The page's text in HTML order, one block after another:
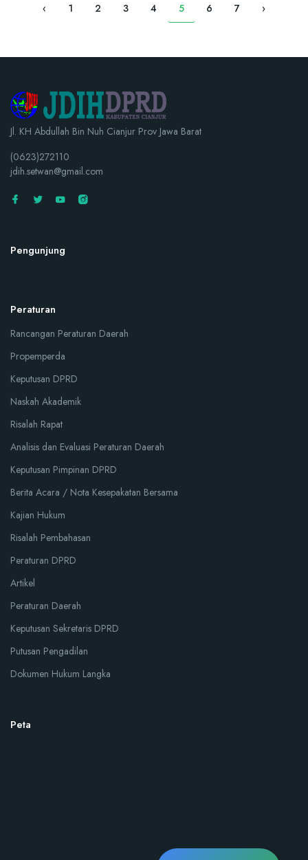
‹ 1 2 3 4 5 6 7 ›
Jl. KH Abdullah Bin Nuh Cianjur Prov Jawa Barat
(0623)272110
jdih.setwan@gmail.com
Pengunjung
Peraturan
Rancangan Peraturan Daerah
Propemperda
Keputusan DPRD
Naskah Akademik
Risalah Rapat
Analisis dan Evaluasi Peraturan Daerah
Keputusan Pimpinan DPRD
Berita Acara / Nota Kesepakatan Bersama
Kajian Hukum
Risalah Pembahasan
Peraturan DPRD
Artikel
Peraturan Daerah
Keputusan Sekretaris DPRD
Putusan Pengadilan
Dokumen Hukum Langka
Peta